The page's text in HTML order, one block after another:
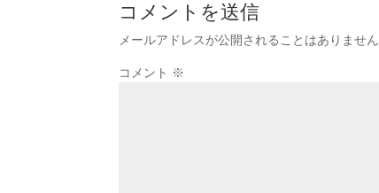
コメントを送信
メールアドレスが公開されることはありません
コメント ※